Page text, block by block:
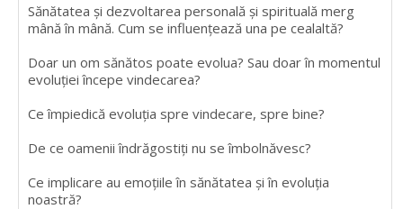
Sănătatea și dezvoltarea personală și spirituală merg
mână în mână. Cum se influențează una pe cealaltă?
Doar un om sănătos poate evolua? Sau doar în momentul
evoluției începe vindecarea?
Ce împiedică evoluția spre vindecare, spre bine?
De ce oamenii îndrăgostiți nu se îmbolnăvesc?
Ce implicare au emoțiile în sănătatea și în evoluția
noastră?